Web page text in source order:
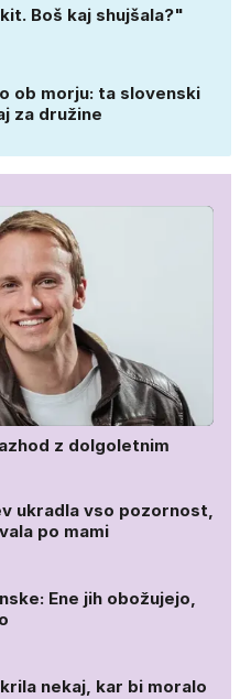
Boš kaj shujšala?"
ob morju: ta slovenski
za družine
z dolgoletnim
ukradla vso pozornost,
po mami
Ene jih obožujejo,
nekaj, kar bi moralo